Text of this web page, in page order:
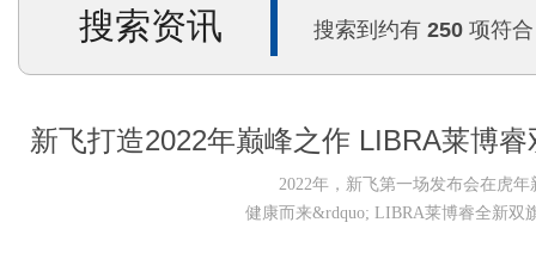
搜索资讯 搜索到约有 250 项符合
新飞打造2022年巅峰之作 LIBRA莱博
2022年，新飞第一场发布会在虎年
健康而来&rdquo; LIBRA莱博睿全新双